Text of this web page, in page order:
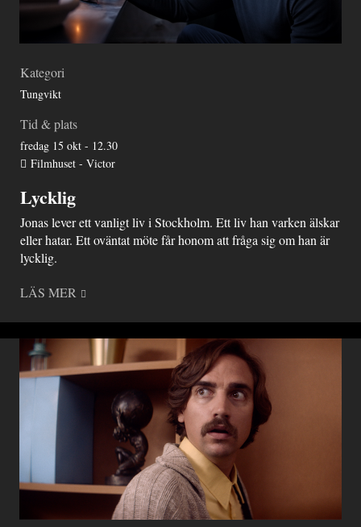
Kategori
Tungvikt
Tid & plats
fredag 15 okt - 12.30
Filmhuset - Victor
Lycklig
Jonas lever ett vanligt liv i Stockholm. Ett liv han varken älskar
eller hatar. Ett oväntat möte får honom att fråga sig om han är
lycklig.
LÄS MER